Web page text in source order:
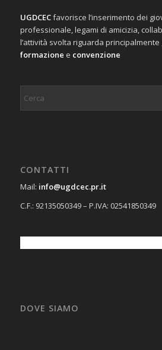
UGDCECfavorisce l’inserimento dei
professionale, legami di amicizia,
l’attività svolta riguarda principalmente
formazione e convenzione
CONTATTI
Mail: info@ugdcec.pr.it
C.F.: 92135050349 – P.IVA: 02541850349
DOVE SIAMO